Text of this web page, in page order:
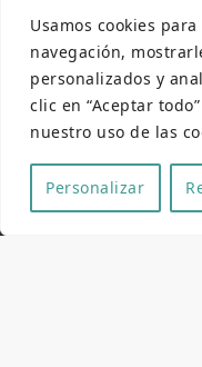
Usamos cookies
navegación,
personalizados y
clic en “Aceptar
nuestro uso de las
Personalizar